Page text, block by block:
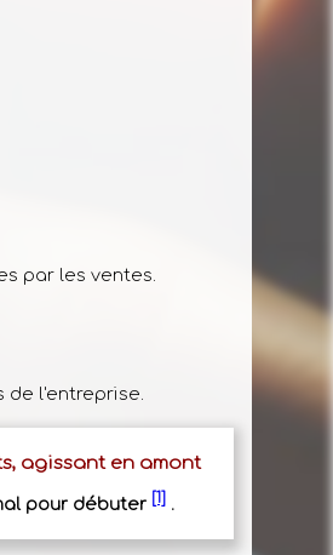
par les ventes.
l'entreprise.
agissant en amont
pour débuter [1].